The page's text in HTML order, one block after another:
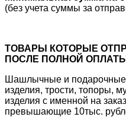
(без учета суммы за
ТОВАРЫ КОТОРЫЕ
ПОСЛЕ ПОЛНОЙ
Шашлычные и
изделия, трости, топоры,
изделия с именной на
превышающие 10тыс.